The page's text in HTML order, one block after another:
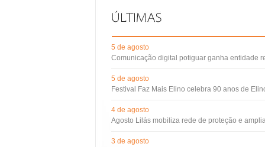
5 de agosto
Comunicação digital potiguar ganha entidade
5 de agosto
Festival Faz Mais Elino celebra 90 anos de
4 de agosto
Agosto Lilás mobiliza rede de proteção e
3 de agosto